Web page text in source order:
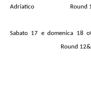
Adriatico Round
Sabato 17 e
Round